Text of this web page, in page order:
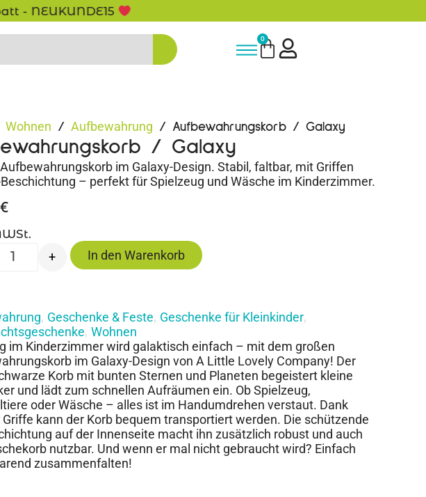
0
Wohnen / Aufbewahrung / Aufbewahrungskorb / Galaxy
/ Galaxy
im Galaxy-Design. Stabil, faltbar, mit Griffen
Beschichtung – perfekt für Spielzeug und Wäsche im Kinderzimmer.
€
+ In den Warenkorb
, Geschenke & Feste, Geschenke für Kleinkinder,
, Wohnen
im Kinderzimmer wird galaktisch einfach – mit dem großen
im Galaxy-Design von A Little Lovely Company! Der
Korb mit bunten Sternen und Planeten begeistert kleine
und lädt zum schnellen Aufräumen ein. Ob Spielzeug,
oder Wäsche – alles ist im Handumdrehen verstaut. Dank
kann der Korb bequem transportiert werden. Die schützende
auf der Innenseite macht ihn zusätzlich robust und auch
nutzbar. Und wenn er mal nicht gebraucht wird? Einfach
zusammenfalten!